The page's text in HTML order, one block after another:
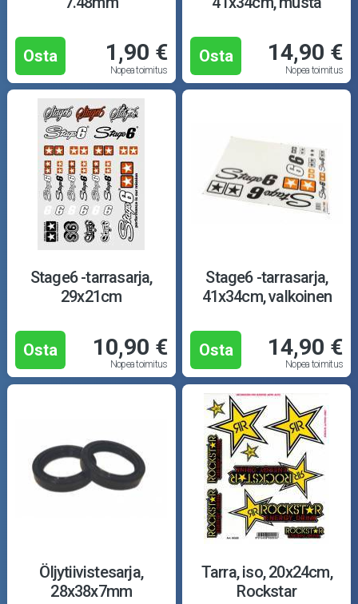
Osta 1,90 €
Nopea toimitus
Osta 14,90 €
Nopea toimitus
Stage6 -tarrasarja,
29x21cm
Osta 10,90 €
Nopea toimitus
Stage6 -tarrasarja,
41x34cm, valkoinen
Osta 14,90 €
Nopea toimitus
Öljytiivistesarja,
28x38x7mm
Tarra, iso, 20x24cm,
Rockstar